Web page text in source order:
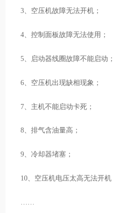
3、空压机故障无法开机；
4、控制面板故障无法使用；
5、启动器线圈故障不能启动；
6、空压机出现缺相现象；
7、主机不能启动卡死；
8、排气含油量高；
9、冷却器堵塞；
10、空压机电压太高无法开机